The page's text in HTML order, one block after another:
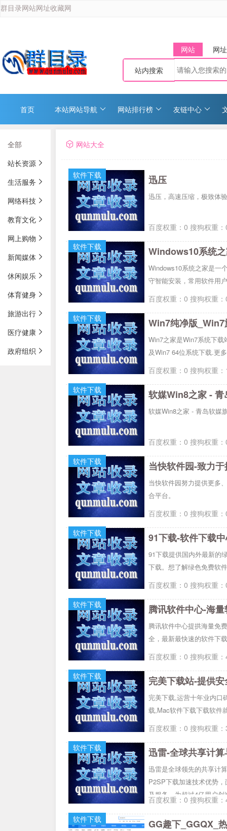
群目录网站网址收藏网
网站 网址
站内搜索
首页 本站网站导航 网站排行榜 友链中心
全部
站长资源
生活服务
网络科技
教育文化
网上购物
新闻媒体
休闲娱乐
体育健身
旅游出行
医疗健康
政府组织
网站大全
软件下载 迅压
迅压，高速压缩，极致体验
百度权重：0 搜狗权重
软件下载
Windows10系统之家是一
守智能安装，常用软件用
百度权重：0 搜狗权重
软件下载
Win7之家是Win7系统下
及Win7 64位系统下载.更
百度权重：0 搜狗权重
软件下载
软媒Win8之家 -
软媒Win8之家 - 青
百度权重：0 搜狗权重
软件下载
当快软件园-致力
当快软件园努力提供更多
合平台。
百度权重：0 搜狗权重
软件下载
91下载-软件下载
91下载提供国内外最新的
下载。想了解绿色免费软
百度权重：0 搜狗权重
软件下载
腾讯软件中心-海
腾讯软件中心提拱海量免
全，最新最快速的软件下
百度权重：0 搜狗权重
软件下载
完美下载站-提供
完美下载,运营十年业内口
载,Mac软件下载下载软件
百度权重：0 搜狗权重
软件下载
迅雷-全球共享计
迅雷是全球领先的共享计
P2SP下载加速技术优势
及服务，为超过4亿用户
百度权重：0 搜狗权重
软件下载
GG趣下_GGQX_